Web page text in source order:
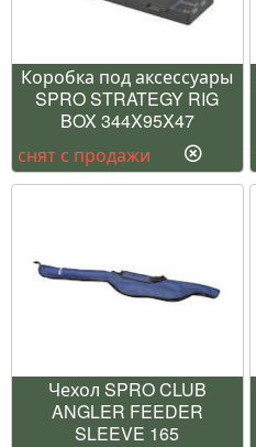
Коробка под аксессуары
SPRO STRATEGY RIG
BOX 344X95X47
снят с продажи
Чехол SPRO CLUB
ANGLER FEEDER
SLEEVE 165